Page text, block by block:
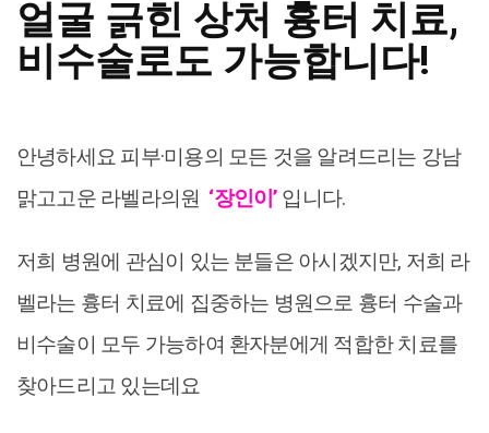
얼굴 긁힌 상처 흉터 치료,
비수술로도 가능합니다!
안녕하세요 피부·미용의 모든 것을 알려드리는 강남
맑고고운 라벨라의원 ‘장인이’ 입니다.
저희 병원에 관심이 있는 분들은 아시겠지만, 저희 라
벨라는 흉터 치료에 집중하는 병원으로 흉터 수술과
비수술이 모두 가능하여 환자분에게 적합한 치료를
찾아드리고 있는데요